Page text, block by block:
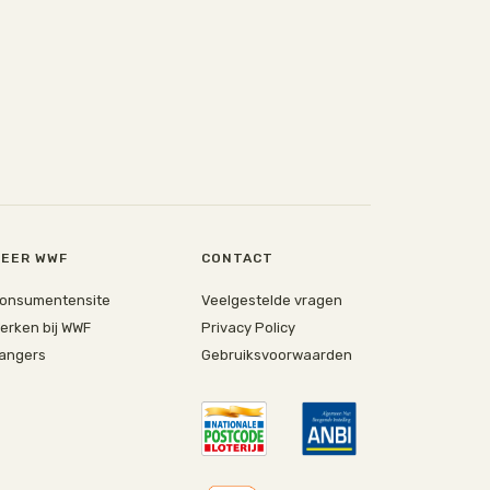
WWF
bij WWF
CONTACT
Veelgestelde vragen
Privacy Policy
Gebruiksvoorwaarden